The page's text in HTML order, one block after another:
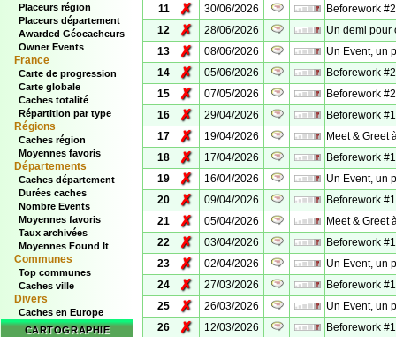
Placeurs région
Placeurs département
Awarded Géocacheurs
Owner Events
France
Carte de progression
Carte globale
Caches totalité
Répartition par type
Régions
Caches région
Moyennes favoris
Départements
Caches département
Durées caches
Nombre Events
Moyennes favoris
Taux archivées
Moyennes Found It
Communes
Top communes
Caches ville
Divers
Caches en Europe
CARTOGRAPHIE
11
✗ 30/06/2026
Beforework
12
✗ 28/06/2026
Un demi pour
13
✗ 08/06/2026
Un Event, un
14
✗ 05/06/2026
Beforework
15
✗ 07/05/2026
Beforework
16
✗ 29/04/2026
Beforework
17
✗ 19/04/2026
Meet & Greet
18
✗ 17/04/2026
Beforework
19
✗ 16/04/2026
Un Event, un
20
✗ 09/04/2026
Beforework
21
✗ 05/04/2026
Meet & Greet
22
✗ 03/04/2026
Beforework
23
✗ 02/04/2026
Un Event, un
24
✗ 27/03/2026
Beforework
25
✗ 26/03/2026
Un Event, un
26
✗ 12/03/2026
Beforework